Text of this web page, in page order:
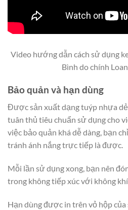
Video hướng dẫn cách sử dụng
Bình do chính
Bảo quản và hạn dùng
Được sản xuất dạng tuýp nhựa
tuân thủ tiêu chuẩn sử dụng cho
việc bảo quản khá dễ dàng, bạn
tránh ánh nắng trực tiếp là được.
Mỗi lần sử dụng xong, bạn nên
trong không tiếp xúc với không
Hạn dùng được in trên vỏ hộp